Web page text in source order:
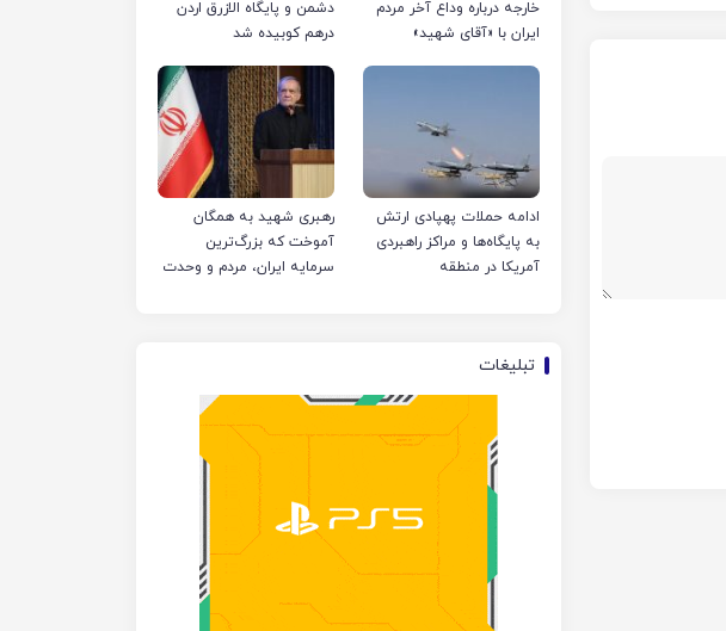
خارجه درباره وداع آخر مردم
ایران با «آقای شهید»
دشمن و پایگاه الازرق اردن
درهم کوبیده شد
ادامه حملات پهپادی ارتش
به پایگاه‌ها و مراکز راهبردی
آمریکا در منطقه
رهبری شهید به همگان
آموخت که بزرگ‌ترین
سرمایه ایران، مردم و وحدت
تبلیغات